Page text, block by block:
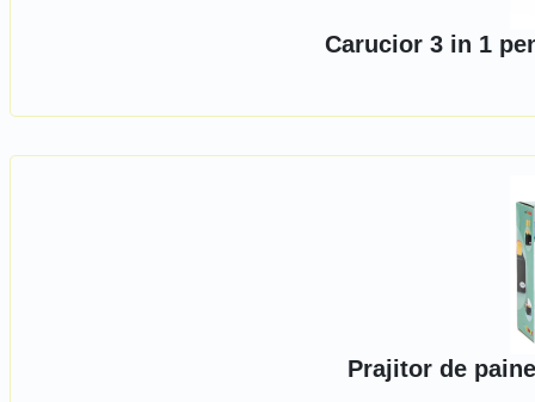
Carucior 3 in 1
Prajitor de